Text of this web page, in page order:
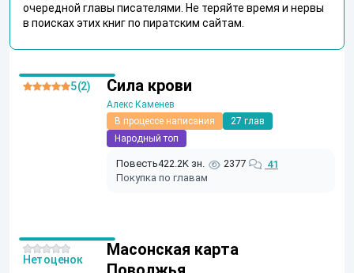
очередной главы писателями. Не теряйте время и нервы
в поисках этих книг по пиратским сайтам.
Сила крови
Алекс Каменев
В процессе написания
27 глав
Народный топ
Повесть422.2K зн. 2377
41
Покупка по главам
5 (2)
Масонская карта
Нет оценок